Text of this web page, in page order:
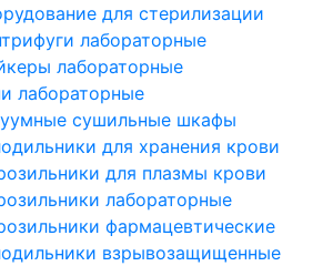
для стерилизации
лабораторные
лабораторные
лабораторные
сушильные шкафы
для хранения крови
для плазмы крови
лабораторные
фармацевтические
взрывозащищенные